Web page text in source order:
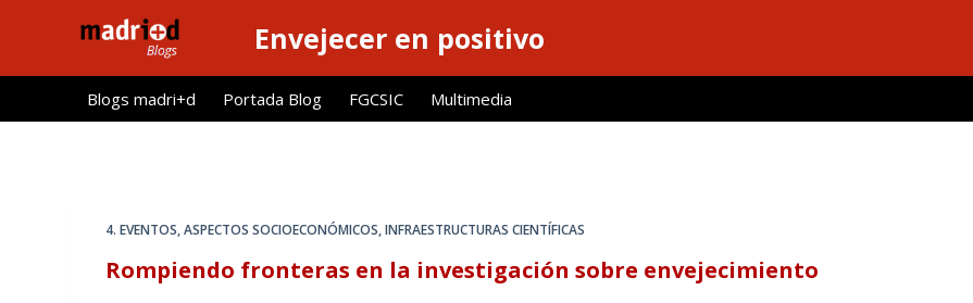
l
Envejecer en positivo
Blogs madri+d Portada Blog FGCSIC Multimedia
4. EVENTOS,ASPECTOS SOCIOECONÓMICOS,INFRAESTRUCTURAS CIENTÍFICAS
Rompiendo fronteras en la investigación sobre envejecimiento